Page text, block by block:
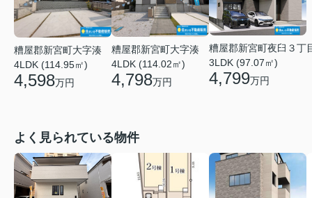
糟屋郡新宮町大字湊
4LDK (114.95㎡)
4,598万円
糟屋郡新宮町大字湊
4LDK (114.02㎡)
4,798万円
糟屋郡新宮町夜臼３丁
3LDK (97.07㎡)
4,799万円
よく見られている物件